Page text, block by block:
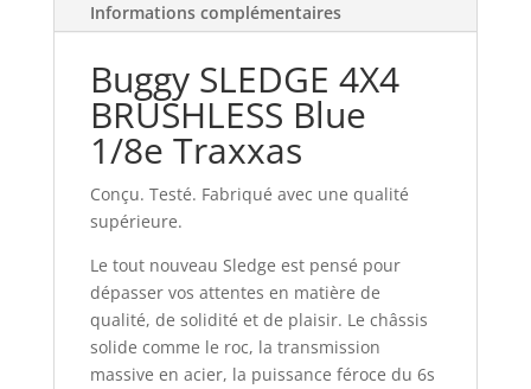
Informations complémentaires
Buggy SLEDGE 4X4
BRUSHLESS Blue
1/8e Traxxas
Conçu. Testé. Fabriqué avec une qualité
supérieure.
Le tout nouveau Sledge est pensé pour
dépasser vos attentes en matière de
qualité, de solidité et de plaisir. Le châssis
solide comme le roc, la transmission
massive en acier, la puissance féroce du 6s